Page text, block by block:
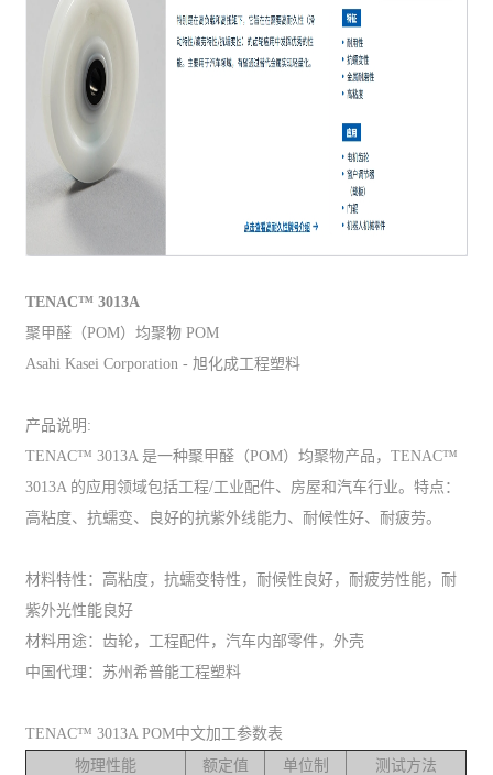
TENAC™ 3013A
聚甲醛（POM）均聚物 POM
Asahi Kasei Corporation - 旭化成工程塑料
产品说明:
TENAC™ 3013A 是一种聚甲醛（POM）均聚物产品，TENAC™
3013A 的应用领域包括工程/工业配件、房屋和汽车行业。特点：
高粘度、抗蠕变、良好的抗紫外线能力、耐候性好、耐疲劳。
材料特性：高粘度，抗蠕变特性，耐候性良好，耐疲劳性能，耐
紫外光性能良好
材料用途：齿轮，工程配件，汽车内部零件，外壳
中国代理：苏州希普能工程塑料
TENAC™ 3013A POM中文加工参数表
物理性能
额定值 单位制 测试方法